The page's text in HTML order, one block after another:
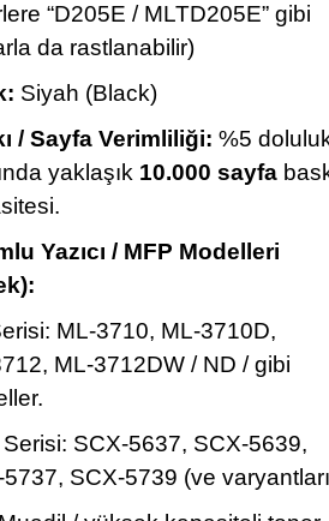
“D205E / MLTD205E” gibi
da rastlanabilir)
Siyah (Black)
/ Sayfa Verimliliği: %5
yaklaşık 10.000 sayfa
Yazıcı / MFP Modelleri
ML‑3710, ML‑3710D,
ML‑3712DW / ND / gibi
SCX‑5637, SCX‑5639,
SCX‑5739 (ve